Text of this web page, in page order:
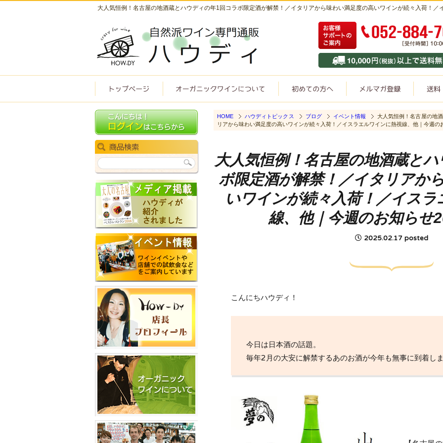
大人気恒例！名古屋の地酒蔵とハウディの年1回コラボ限定酒が解禁！／イタリアから味わい満足度の高いワインが続々入荷！
HOME ハウディトピックス ブログ イベント情報
大人気恒例！名古屋の地
リアから味わい満足度の高いワインが続々入荷！／イスラエルワインに熱視線、他｜今週の
大人気恒例！名古屋の地酒蔵と
ボ限定酒が解禁！／イタリアか
いワインが続々入荷！／イス
線、他｜今週のお知らせ
2025.02.17 posted
こんにちハウディ！
今日は日本酒の話題。
毎年2月の大安に解禁するあのお酒が今年も無事に到着し